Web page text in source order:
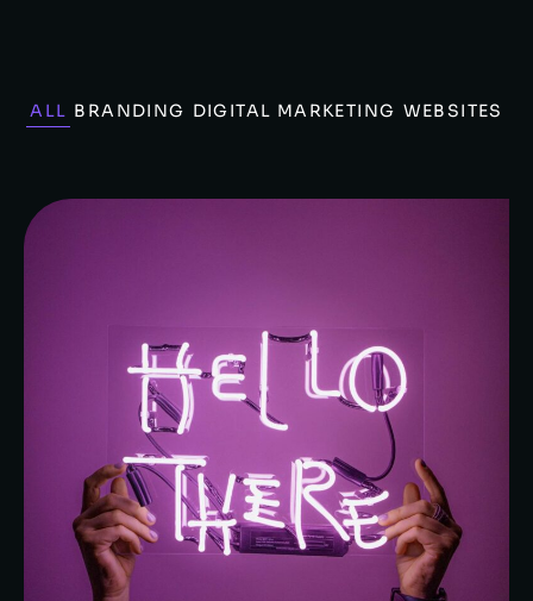
ALL BRANDING DIGITAL MARKETING WEBSITES